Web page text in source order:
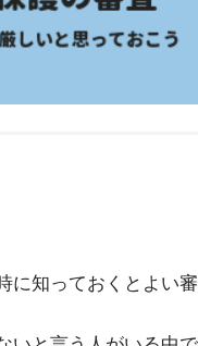
知っておくとよい審